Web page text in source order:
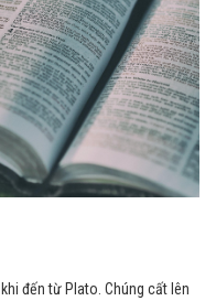
đến từ Plato. Chúng cất lên